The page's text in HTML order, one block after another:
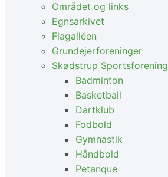
Området og links
Egnsarkivet
Flagalléen
Grundejerforeninger
Skødstrup Sportsforening
Badminton
Basketball
Dartklub
Fodbold
Gymnastik
Håndbold
Petanque